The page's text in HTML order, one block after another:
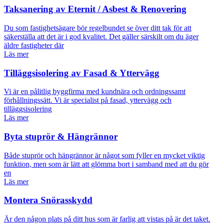
Taksanering av Eternit / Asbest & Renovering
Du som fastighetsägare bör regelbundet se över ditt tak för att
säkerställa att det är i god kvalitet. Det gäller särskilt om du äger
äldre fastigheter där
Läs mer
Tilläggsisolering av Fasad & Yttervägg
Vi är en pålitlig byggfirma med kundnära och ordningssamt
förhållningssätt. Vi är specialist på fasad, yttervägg och
tilläggsisolering
Läs mer
Byta stuprör & Hängrännor
Både stuprör och hängrännor är något som fyller en mycket viktig
funktion, men som är lätt att glömma bort i samband med att du gör
en
Läs mer
Montera Snörasskydd
Är den någon plats på ditt hus som är farlig att vistas på är det taket.